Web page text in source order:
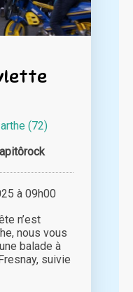
(72)
à 09h00
n’est
nous vous
balade à
suivie